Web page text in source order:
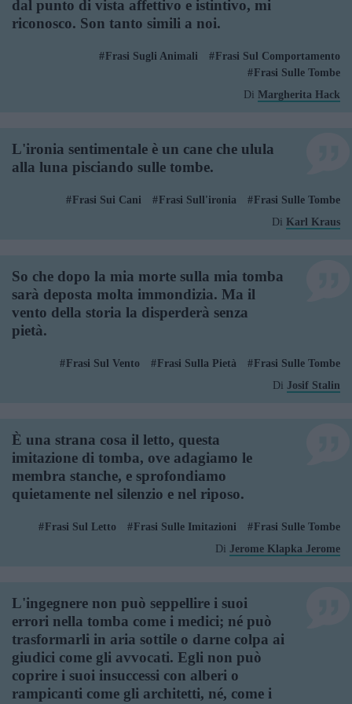
dal punto di vista affettivo e istintivo, mi
riconosco. Son tanto simili a noi.
Frasi Sugli Animali
Frasi Sul Comportamento
Frasi Sulle Tombe
Di Margherita Hack
L'ironia sentimentale è un cane che ulula
alla luna pisciando sulle tombe.
Frasi Sui Cani Frasi Sull'ironia
Frasi Sulle Tombe
Di Karl Kraus
So che dopo la mia morte sulla mia tomba
sarà deposta molta immondizia. Ma il
vento della storia la disperderà senza
pietà.
Frasi Sul Vento Frasi Sulla Pietà
Frasi Sulle Tombe
Di Josif Stalin
È una strana cosa il letto, questa
imitazione di tomba, ove adagiamo le
membra stanche, e sprofondiamo
quietamente nel silenzio e nel riposo.
Frasi Sul Letto Frasi Sulle Imitazioni
Frasi Sulle Tombe
Di Jerome Klapka Jerome
L'ingegnere non può seppellire i suoi
errori nella tomba come i medici; né può
trasformarli in aria sottile o darne colpa ai
giudici come gli avvocati. Egli non può
coprire i suoi insuccessi con alberi o
rampicanti come gli architetti, né, come i